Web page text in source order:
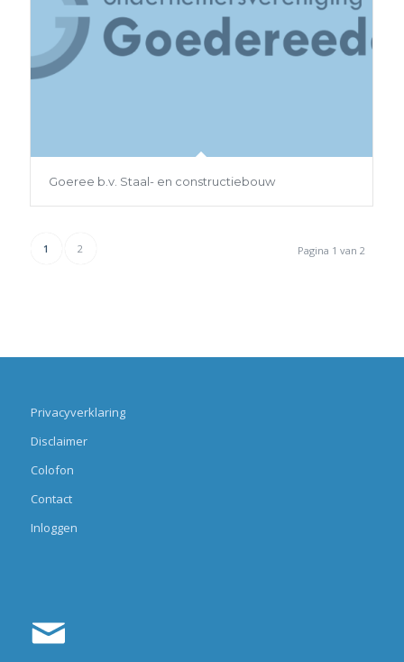
Goeree b.v. Staal- en constructiebouw
Pagina 1 van 2
1 2
Privacyverklaring
Disclaimer
Colofon
Contact
Inloggen